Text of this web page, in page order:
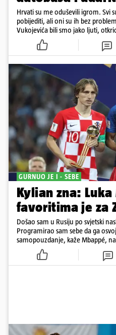
Hrvati su me oduševili igrom. Svi
pobijediti, ali oni su ih bez
Vukojevića bili smo jako ljuti,
GURNUO JE I - SEBE
Kylian zna:
favoritima je za
Došao sam u Rusiju po svjetski
Programirao sam sebe da ga
samopouzdanje, kaže Mbappé,